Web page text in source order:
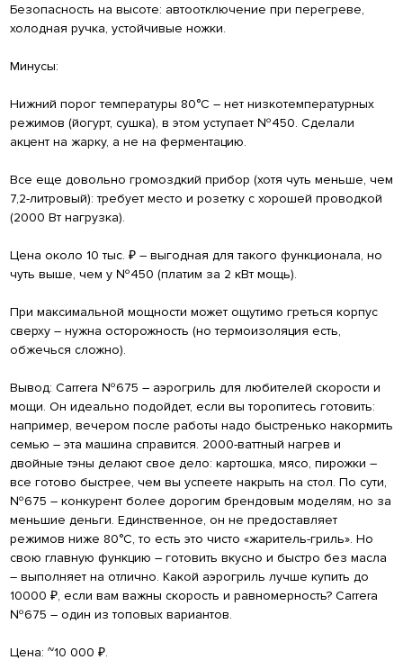
Безопасность на высоте: автоотключение при перегреве,
холодная ручка, устойчивые ножки.
Минусы:
Нижний порог температуры 80°С – нет низкотемпературных
режимов (йогурт, сушка), в этом уступает №450. Сделали
акцент на жарку, а не на ферментацию.
Все еще довольно громоздкий прибор (хотя чуть меньше, чем
7,2-литровый): требует место и розетку с хорошей проводкой
(2000 Вт нагрузка).
Цена около 10 тыс. ₽ – выгодная для такого функционала, но
чуть выше, чем у №450 (платим за 2 кВт мощь).
При максимальной мощности может ощутимо греться корпус
сверху – нужна осторожность (но термоизоляция есть,
обжечься сложно).
Вывод: Carrera №675 – аэрогриль для любителей скорости и
мощи. Он идеально подойдет, если вы торопитесь готовить:
например, вечером после работы надо быстренько накормить
семью – эта машина справится. 2000-ваттный нагрев и
двойные тэны делают свое дело: картошка, мясо, пирожки –
все готово быстрее, чем вы успеете накрыть на стол. По сути,
№675 – конкурент более дорогим брендовым моделям, но за
меньшие деньги. Единственное, он не предоставляет
режимов ниже 80°С, то есть это чисто «жаритель-гриль». Но
свою главную функцию – готовить вкусно и быстро без масла
– выполняет на отлично. Какой аэрогриль лучше купить до
10000 ₽, если вам важны скорость и равномерность? Carrera
№675 – один из топовых вариантов.
Цена: ~10 000 ₽.